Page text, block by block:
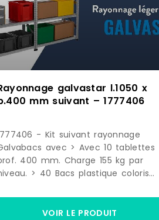
galvastar l.1050 x
mm suivant – 1777406
- Kit suivant rayonnage
avec > Avec 10 tablettes
400 mm. Charge 155 kg par
> 40 Bacs plastique coloris
mm) Dimensions rayonnage : H.
1972 x L. 1090 x P. 400 mm
VOIR LE PRODUIT